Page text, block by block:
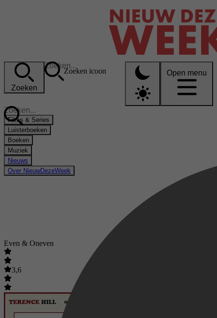
Zoeken
Zoeken icoon Open menu
Films & Series
Luisterboeken
Boeken
Muziek
Nieuws
Over NieuwDezeWeek
Even & Oneven
3,6